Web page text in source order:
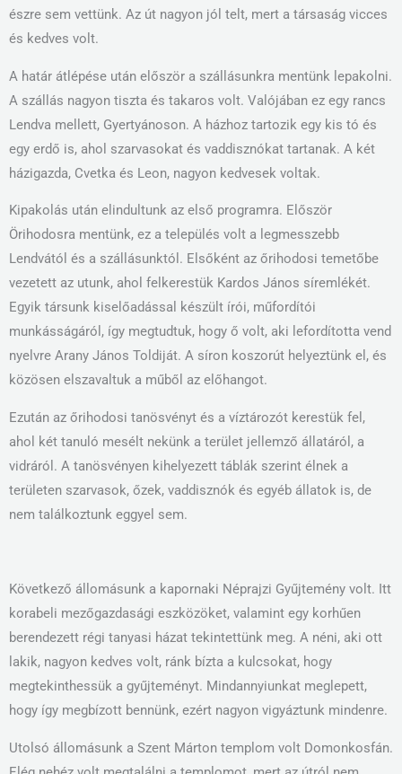
észre sem vettünk. Az út nagyon jól telt, mert a társaság vicces
és kedves volt.
A határ átlépése után először a szállásunkra mentünk lepakolni.
A szállás nagyon tiszta és takaros volt. Valójában ez egy rancs
Lendva mellett, Gyertyánoson. A házhoz tartozik egy kis tó és
egy erdő is, ahol szarvasokat és vaddisznókat tartanak. A két
házigazda, Cvetka és Leon, nagyon kedvesek voltak.
Kipakolás után elindultunk az első programra. Először
Örihodosra mentünk, ez a település volt a legmesszebb
Lendvától és a szállásunktól. Elsőként az őrihodosi temetőbe
vezetett az utunk, ahol felkerestük Kardos János síremlékét.
Egyik társunk kiselőadással készült írói, műfordítói
munkásságáról, így megtudtuk, hogy ő volt, aki lefordította vend
nyelvre Arany János Toldiját. A síron koszorút helyeztünk el, és
közösen elszavaltuk a műből az előhangot.
Ezután az őrihodosi tanösvényt és a víztározót kerestük fel,
ahol két tanuló mesélt nekünk a terület jellemző állatáról, a
vidráról. A tanösvényen kihelyezett táblák szerint élnek a
területen szarvasok, őzek, vaddisznók és egyéb állatok is, de
nem találkoztunk eggyel sem.
Következő állomásunk a kapornaki Néprajzi Gyűjtemény volt. Itt
korabeli mezőgazdasági eszközöket, valamint egy korhűen
berendezett régi tanyasi házat tekintettünk meg. A néni, aki ott
lakik, nagyon kedves volt, ránk bízta a kulcsokat, hogy
megtekinthessük a gyűjteményt. Mindannyiunkat meglepett,
hogy így megbízott bennünk, ezért nagyon vigyáztunk mindenre.
Utolsó állomásunk a Szent Márton templom volt Domonkosfán.